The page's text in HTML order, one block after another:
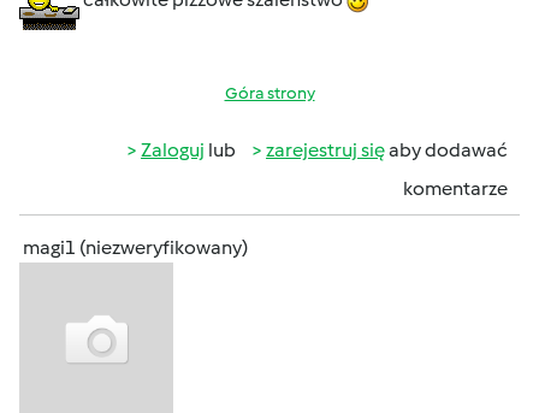
Góra strony
Zaloguj lub zarejestruj sięaby dodawać
komentarze
magi1 (niezweryfikowany)